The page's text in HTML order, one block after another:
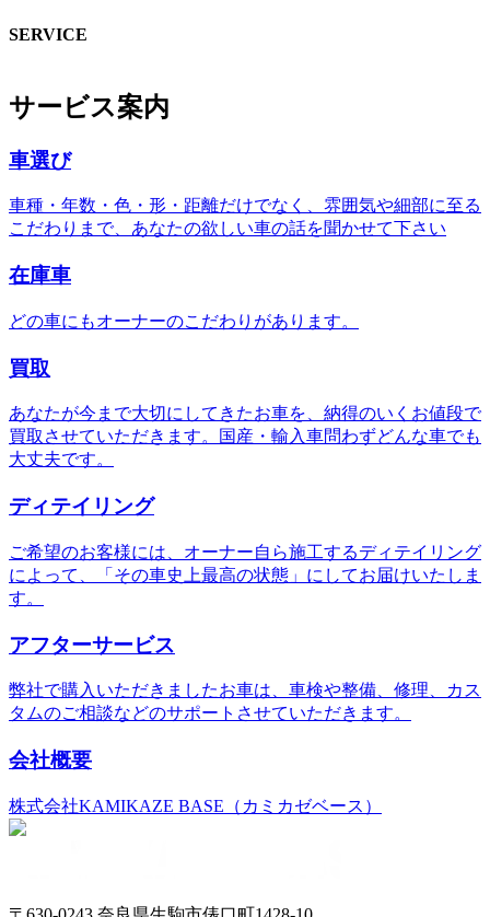
SERVICE
サービス案内
車選び
車種・年数・色・形・距離だけでなく、雰囲気や細部に至る
こだわりまで、あなたの欲しい車の話を聞かせて下さい
在庫車
どの車にもオーナーのこだわりがあります。
買取
あなたが今まで大切にしてきたお車を、納得のいくお値段で
買取させていただきます。国産・輸入車問わずどんな車でも
大丈夫です。
ディテイリング
ご希望のお客様には、オーナー自ら施工するディテイリング
によって、「その車史上最高の状態」にしてお届けいたしま
す。
アフターサービス
弊社で購入いただきましたお車は、車検や整備、修理、カス
タムのご相談などのサポートさせていただきます。
会社概要
株式会社KAMIKAZE BASE（カミカゼベース）